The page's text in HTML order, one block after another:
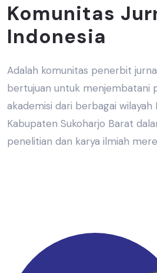
Komunitas
Indonesia
Adalah komunitas penerbit
bertujuan untuk menjembatani
akademisi dari berbagai wilayah
Kabupaten Sukoharjo Barat
penelitian dan karya ilmiah